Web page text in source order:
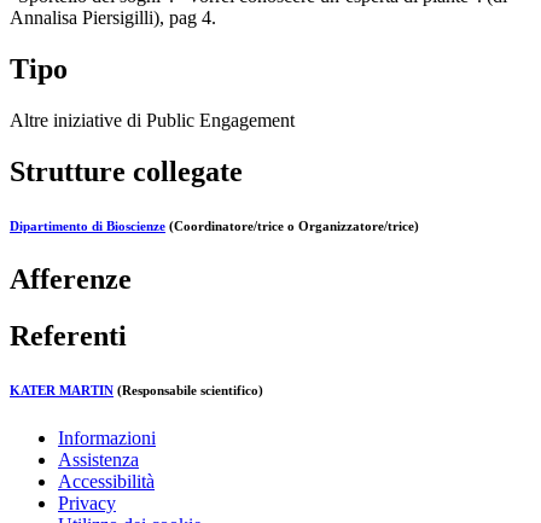
Annalisa Piersigilli), pag 4.
Tipo
Altre iniziative di Public Engagement
Strutture collegate
Dipartimento di Bioscienze (Coordinatore/trice o Organizzatore/trice)
Afferenze
Referenti
KATER MARTIN (Responsabile scientifico)
Informazioni
Assistenza
Accessibilità
Privacy